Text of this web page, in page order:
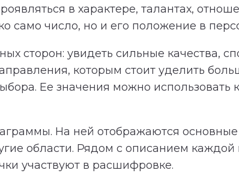
в характере, талантах,
само число, но и его положение в
сторон: увидеть сильные качества,
которым стоит уделить
Ее значения можно
На ней отображаются
области. Рядом с описанием каждой
участвуют в расшифровке.